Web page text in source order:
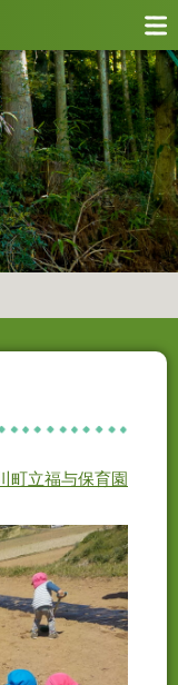
町立福与保育園